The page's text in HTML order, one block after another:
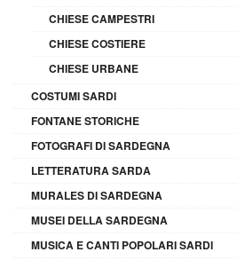
CHIESE CAMPESTRI
CHIESE COSTIERE
CHIESE URBANE
COSTUMI SARDI
FONTANE STORICHE
FOTOGRAFI DI SARDEGNA
LETTERATURA SARDA
MURALES DI SARDEGNA
MUSEI DELLA SARDEGNA
MUSICA E CANTI POPOLARI SARDI